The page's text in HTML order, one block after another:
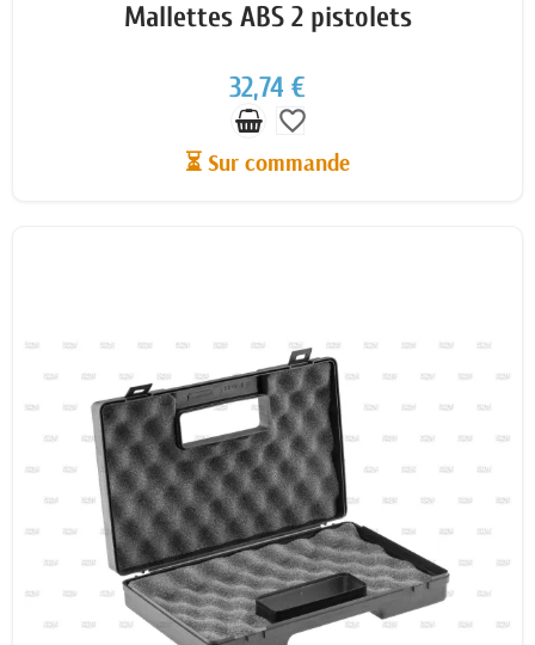
Mallettes ABS 2 pistolets
32,74 €
favorite_border
⏳ Sur commande